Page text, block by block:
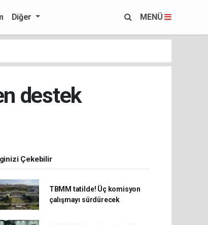
Diğer MENÜ
destek
Çekebilir
TBMM tatilde! Üç komisyon
çalışmayı sürdürecek